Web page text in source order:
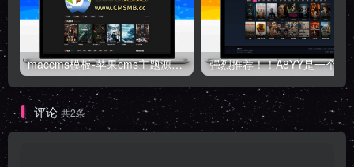
maccms模板-苹果cms主题源码-自适应高端模板带后台 强烈推荐！！
评论共2条